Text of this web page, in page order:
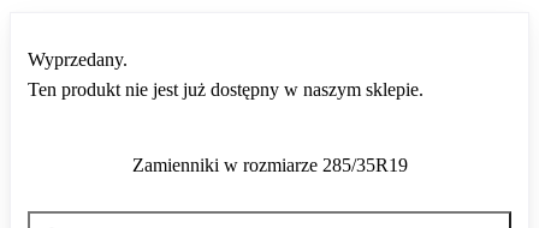
Wyprzedany.
Ten produkt nie jest już dostępny w naszym sklepie.
Zamienniki w rozmiarze 285/35R19